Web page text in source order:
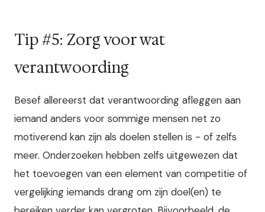
Tip #5: Zorg voor wat
verantwoording
Besef allereerst dat verantwoording afleggen aan
iemand anders voor sommige mensen net zo
motiverend kan zijn als doelen stellen is - of zelfs
meer. Onderzoeken hebben zelfs uitgewezen dat
het toevoegen van een element van competitie of
vergelijking iemands drang om zijn doel(en) te